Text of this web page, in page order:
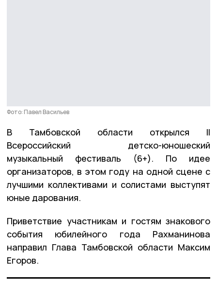
Фото: Павел Васильев
В Тамбовской области открылся II
Всероссийский детско-юношеский
музыкальный фестиваль (6+). По идее
организаторов, в этом году на одной сцене с
лучшими коллективами и солистами выступят
юные дарования.
Приветствие участникам и гостям знакового
события юбилейного года Рахманинова
направил Глава Тамбовской области Максим
Егоров.